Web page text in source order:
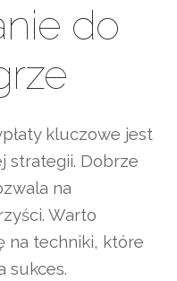
do
kluczowe jest
strategii. Dobrze
na
Warto
na techniki, które
sukces.